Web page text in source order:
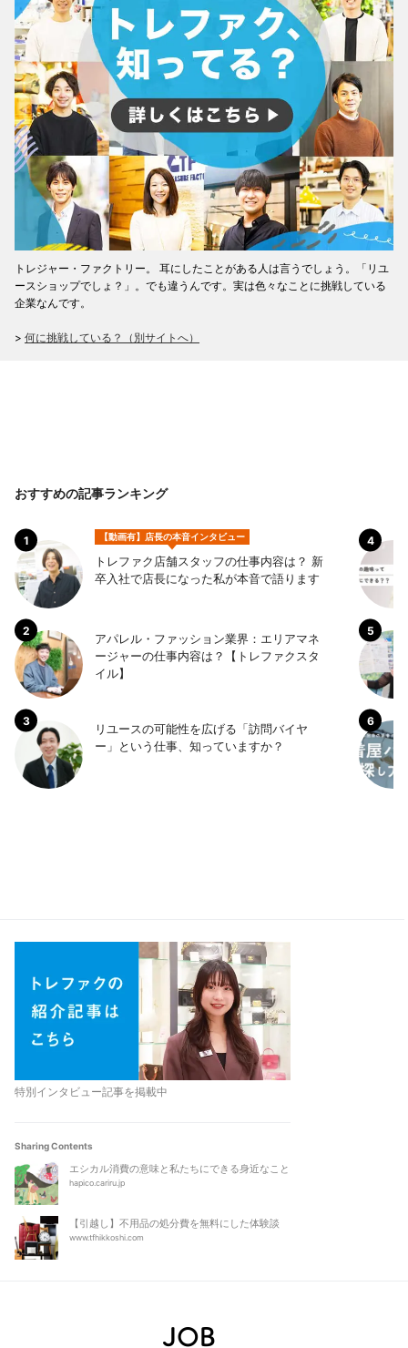
トレジャー・ファクトリー。 耳にしたことがある人は言うでしょう。「リユ
ースショップでしょ？」。でも違うんです。実は色々なことに挑戦している
企業なんです。
> 何に挑戦している？（別サイトへ）
おすすめの記事ランキング
【動画有】店長の本音インタビュー
トレファク店舗スタッフの仕事内容は？ 新
卒入社で店長になった私が本音で語ります
アパレル・ファッション業界：エリアマネ
ージャーの仕事内容は？【トレファクスタ
イル】
リユースの可能性を広げる「訪問バイヤ
ー」という仕事、知っていますか？
特別インタビュー記事を掲載中
Sharing Contents
エシカル消費の意味と私たちにできる身近なこと
hapico.cariru.jp
【引越し】不用品の処分費を無料にした体験談
www.tfhikkoshi.com